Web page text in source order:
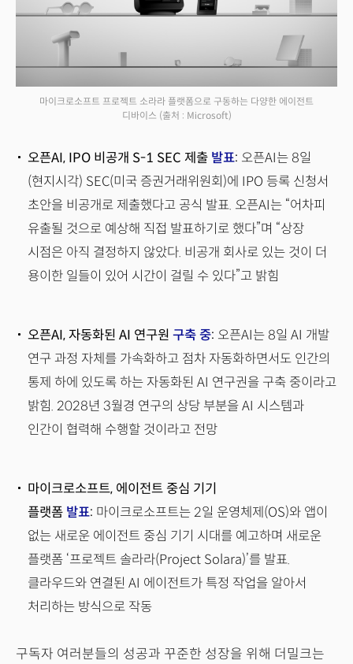
마이크로소프트 프로젝트 소라라 플랫폼으로 구동하는 다양한 에이전트
디바이스 (출처 : Microsoft)
오픈AI, IPO 비공개 S-1 SEC 제출 발표: 오픈AI는 8일
(현지시각) SEC(미국 증권거래위원회)에 IPO 등록 신청서
초안을 비공개로 제출했다고 공식 발표. 오픈AI는 “어차피
유출될 것으로 예상해 직접 발표하기로 했다”며 “상장
시점은 아직 결정하지 않았다. 비공개 회사로 있는 것이 더
용이한 일들이 있어 시간이 걸릴 수 있다”고 밝힘
오픈AI, 자동화된 AI 연구원 구축 중: 오픈AI는 8일 AI 개발
연구 과정 자체를 가속화하고 점차 자동화하면서도 인간의
통제 하에 있도록 하는 자동화된 AI 연구권을 구축 중이라고
밝힘. 2028년 3월경 연구의 상당 부분을 AI 시스템과
인간이 협력해 수행할 것이라고 전망
마이크로소프트, 에이전트 중심 기기
플랫폼 발표: 마이크로소프트는 2일 운영체제(OS)와 앱이
없는 새로운 에이전트 중심 기기 시대를 예고하며 새로운
플랫폼 ‘프로젝트 솔라라(Project Solara)’를 발표.
클라우드와 연결된 AI 에이전트가 특정 작업을 알아서
처리하는 방식으로 작동
구독자 여러분들의 성공과 꾸준한 성장을 위해 더밀크는